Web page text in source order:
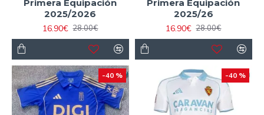
Primera Equipación
2025/2026
16.90€ 28.00€
Primera Equipación
2025/26
16.90€ 28.00€
-40 % -40 %